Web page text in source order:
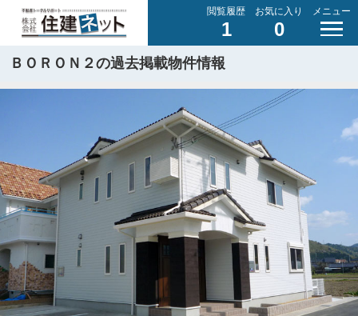
閲覧履歴
1
お気に入り
0
メニュー
ＢＯＲＯＮ２の過去掲載物件情報